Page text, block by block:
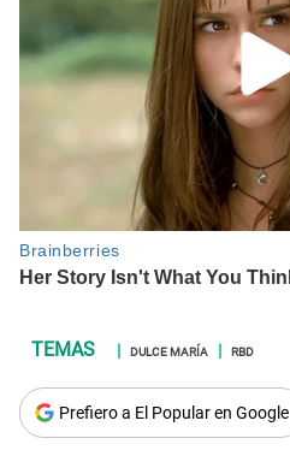
DULCE MARÍA RBD
Prefiero a El Popular en Google